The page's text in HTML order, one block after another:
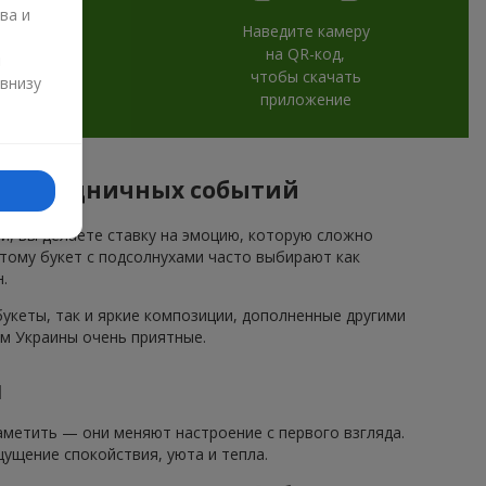
Наведите камеру
на QR-код,
чтобы скачать
приложение
праздничных событий
вы делаете ставку на эмоцию, которую сложно
букет с подсолнухами часто выбирают как
так и яркие композиции, дополненные другими
Украины очень приятные.
— они меняют настроение с первого взгляда.
спокойствия, уюта и тепла.
и